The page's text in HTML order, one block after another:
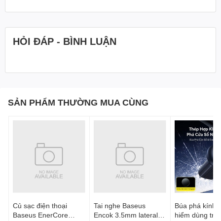
HỎI ĐÁP - BÌNH LUẬN
SẢN PHẨM THƯỜNG MUA CÙNG
Củ sạc điện thoại
Baseus EnerCore
Tai nghe Baseus
Encok 3.5mm lateral
Búa phá kính
hiểm dùng